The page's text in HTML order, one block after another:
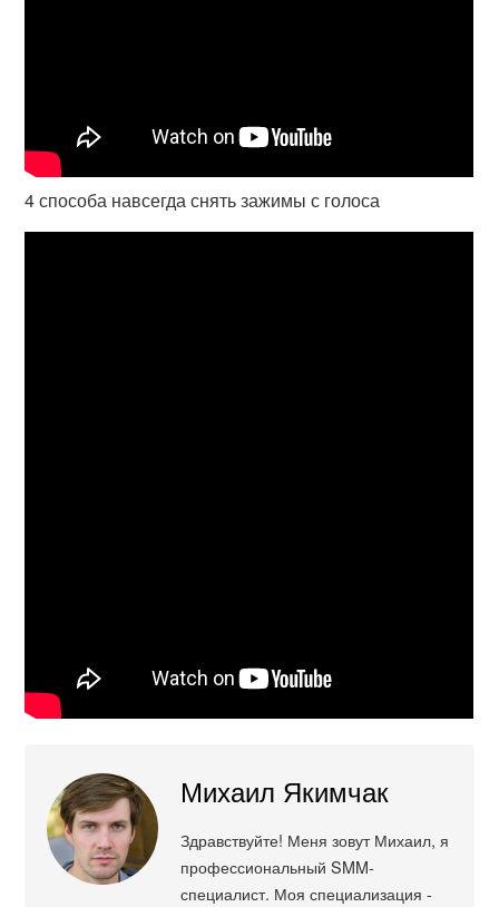
4 способа навсегда снять зажимы с голоса
Михаил Якимчак
Здравствуйте! Меня зовут Михаил, я
профессиональный SMM-
специалист. Моя специализация -